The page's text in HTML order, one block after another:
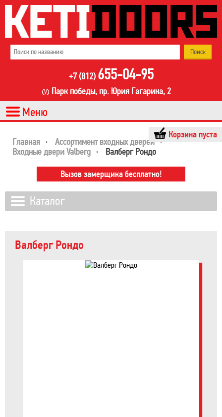
+7 (812) 655-04-95
Парк победы, пр. Юрия Гагарина, 2
Корзина пуста
Главная
Ассортимент входных дверей
Входные двери Valberg
Валберг Рондо
Валберг Рондо